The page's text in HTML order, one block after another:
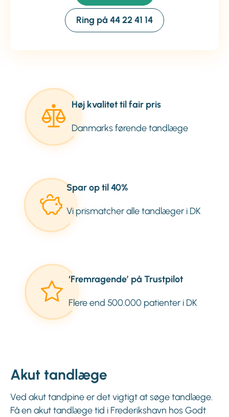
Ring på 44 22 41 14
Høj kvalitet til fair pris
Danmarks førende tandlæge
Spar op til 40%
Vi prismatcher alle tandlæger i DK
‘Fremragende’ på Trustpilot
Flere end 500.000 patienter i DK
Akut tandlæge
Ved akut tandpine er det vigtigt at søge tandlæge.
Få en akut tandlæge tid i Frederikshavn hos Godt